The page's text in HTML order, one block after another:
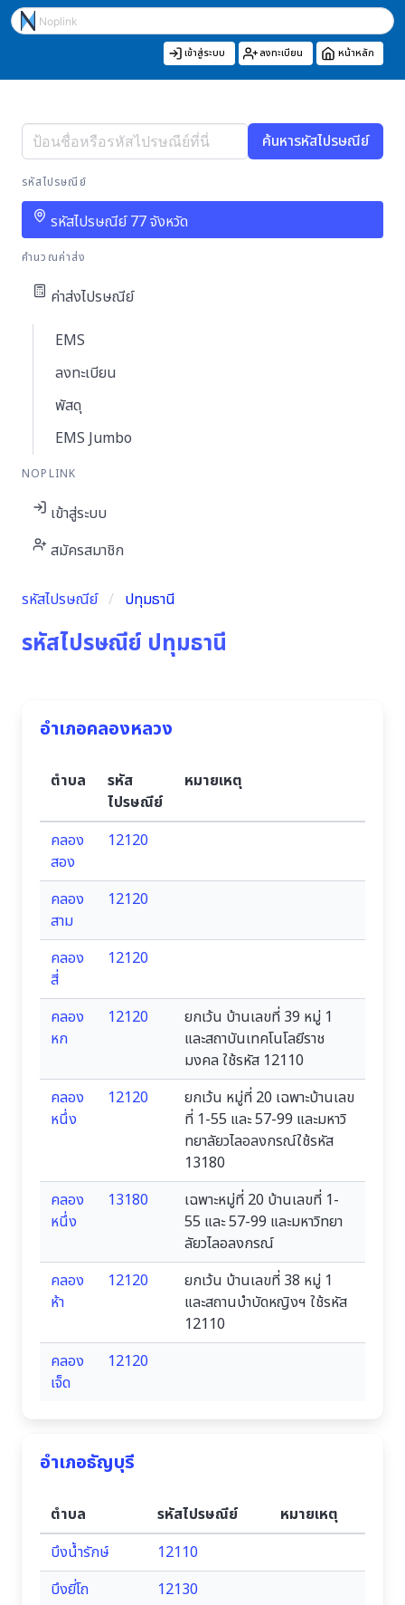
เข้าสู่ระบบ ลงทะเบียน หน้าหลัก
ค้นหารหัสไปรษณีย์
รหัสไปรษณีย์
รหัสไปรษณีย์ 77 จังหวัด
คำนวณค่าส่ง
ค่าส่งไปรษณีย์
EMS
ลงทะเบียน
พัสดุ
EMS Jumbo
NOPLINK
เข้าสู่ระบบ
สมัครสมาชิก
รหัสไปรษณีย์ ปทุมธานี
รหัสไปรษณีย์ ปทุมธานี
อำเภอคลองหลวง
ตำบล
รหัส
ไปรษณีย์
หมายเหตุ
คลอง
สอง
12120
คลอง
สาม
12120
คลอง
สี่
12120
คลอง
หก
12120
ยกเว้น บ้านเลขที่ 39 หมู่ 1
และสถาบันเทคโนโลยีราช
มงคล ใช้รหัส 12110
คลอง
หนึ่ง
12120
ยกเว้น หมู่ที่ 20 เฉพาะบ้านเลข
ที่ 1-55 และ 57-99 และมหาวิ
ทยาลัยวไลอลงกรณ์ใช้รหัส
13180
คลอง
หนึ่ง
13180
เฉพาะหมู่ที่ 20 บ้านเลขที่ 1-
55 และ 57-99 และมหาวิทยา
ลัยวไลอลงกรณ์
คลอง
ห้า
12120
ยกเว้น บ้านเลขที่ 38 หมู่ 1
และสถานบำบัดหญิงฯ ใช้รหัส
12110
คลอง
เจ็ด
12120
อำเภอธัญบุรี
ตำบล รหัสไปรษณีย์
หมายเหตุ
บึงน้ำรักษ์
12110
บึงยี่โถ
12130